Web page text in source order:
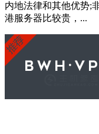
内地法律和其他优势;
港服务器比较贵，...